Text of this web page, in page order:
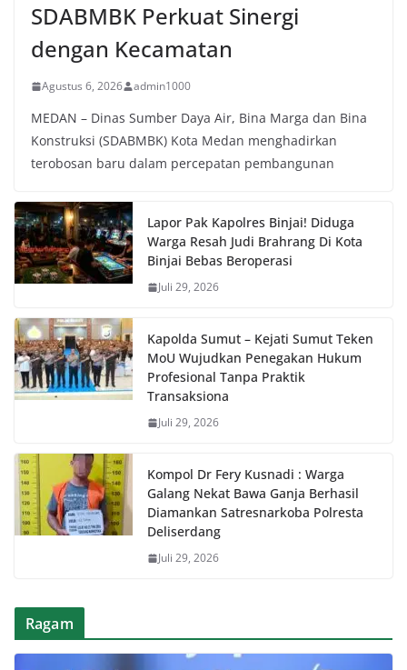
SDABMBK Perkuat Sinergi
dengan Kecamatan
Agustus 6, 2026 admin1000
MEDAN – Dinas Sumber Daya Air, Bina Marga dan Bina
Konstruksi (SDABMBK) Kota Medan menghadirkan
terobosan baru dalam percepatan pembangunan
Lapor Pak Kapolres Binjai! Diduga
Warga Resah Judi Brahrang Di Kota
Binjai Bebas Beroperasi
Juli 29, 2026
Kapolda Sumut – Kejati Sumut Teken
MoU Wujudkan Penegakan Hukum
Profesional Tanpa Praktik
Transaksiona
Juli 29, 2026
Kompol Dr Fery Kusnadi : Warga
Galang Nekat Bawa Ganja Berhasil
Diamankan Satresnarkoba Polresta
Deliserdang
Juli 29, 2026
Ragam